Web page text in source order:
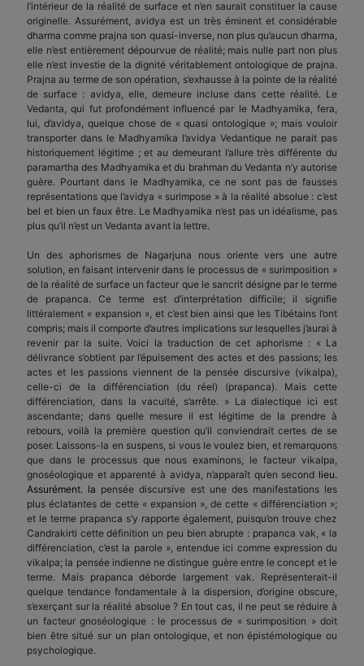
l’intérieur de la réalité de surface et n’en saurait constituer la cause
originelle. Assurément, avidya est un très éminent et considérable
dharma comme prajna son quasi-inverse, non plus qu’aucun dharma,
elle n’est entièrement dépourvue de réalité; mais nulle part non plus
elle n’est investie de la dignité véritablement ontologique de prajna.
Prajna au terme de son opération, s’exhausse à la pointe de la réalité
de surface : avidya, elle, demeure incluse dans cette réalité. Le
Vedanta, qui fut profondément influencé par le Madhyamika, fera,
lui, d’avidya, quelque chose de « quasi ontologique »; mais vouloir
transporter dans le Madhyamika l’avidya Vedantique ne parait pas
historiquement légitime ; et au demeurant l’allure très différente du
paramartha des Madhyamika et du brahman du Vedanta n’y autorise
guère. Pourtant dans le Madhyamika, ce ne sont pas de fausses
représentations que l’avidya « surimpose » à la réalité absolue : c’est
bel et bien un faux être. Le Madhyamika n’est pas un idéalisme, pas
plus qu’il n’est un Vedanta avant la lettre.
Un des aphorismes de Nagarjuna nous oriente vers une autre
solution, en faisant intervenir dans le processus de « surimposition »
de la réalité de surface un facteur que le sancrit désigne par le terme
de prapanca. Ce terme est d’interprétation difficile; il signifie
littéralement « expansion », et c’est bien ainsi que les Tibétains l’ont
compris; mais il comporte d’autres implications sur lesquelles j’aurai à
revenir par la suite. Voici la traduction de cet aphorisme : « La
délivrance s’obtient par l’épuisement des actes et des passions; les
actes et les passions viennent de la pensée discursive (vikalpa),
celle-ci de la différenciation (du réel) (prapanca). Mais cette
différenciation, dans la vacuité, s’arrête. » La dialectique ici est
ascendante; dans quelle mesure il est légitime de la prendre à
rebours, voilà la première question qu’il conviendrait certes de se
poser. Laissons-la en suspens, si vous le voulez bien, et remarquons
que dans le processus que nous examinons, le facteur vikalpa,
gnoséologique et apparenté à avidya, n’apparaît qu’en second lieu.
Assurément. la pensée discursive est une des manifestations les
plus éclatantes de cette « expansion », de cette « différenciation »;
et le terme prapanca s’y rapporte également, puisqu’on trouve chez
Candrakirti cette définition un peu bien abrupte : prapanca vak, « la
différenciation, c’est la parole », entendue ici comme expression du
vikalpa; la pensée indienne ne distingue guère entre le concept et le
terme. Mais prapanca déborde largement vak. Représenterait-il
quelque tendance fondamentale à la dispersion, d’origine obscure,
s’exerçant sur la réalité absolue ? En tout cas, il ne peut se réduire à
un facteur gnoséologique : le processus de « surimposition » doit
bien être situé sur un plan ontolo­gique, et non épistémologique ou
psychologique.